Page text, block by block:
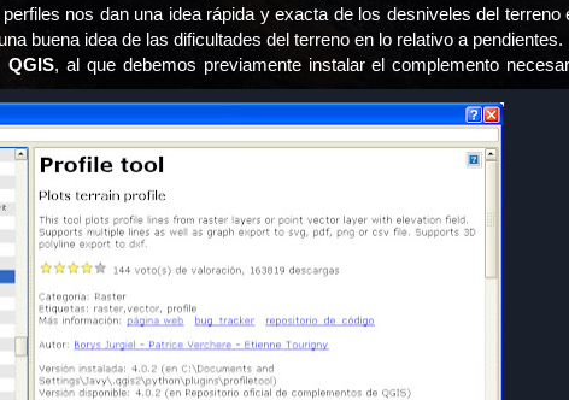
nos dan una idea rápida y exacta de los desniveles del terreno
buena idea de las dificultades del terreno en lo relativo a pendientes.
QGIS, al que debemos previamente instalar el complemento